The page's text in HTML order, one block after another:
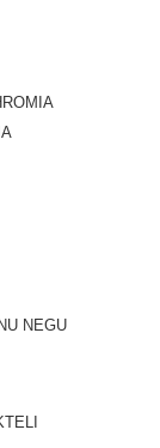
NEGU